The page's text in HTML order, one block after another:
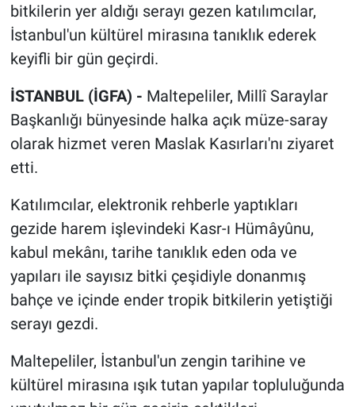
bitkilerin yer aldığı serayı gezen katılımcılar,
İstanbul'un kültürel mirasına tanıklık ederek
keyifli bir gün geçirdi.
İSTANBUL (İGFA) - Maltepeliler, Millî Saraylar
Başkanlığı bünyesinde halka açık müze-saray
olarak hizmet veren Maslak Kasırları'nı ziyaret
etti.
Katılımcılar, elektronik rehberle yaptıkları
gezide harem işlevindeki Kasr-ı Hümâyûnu,
kabul mekânı, tarihe tanıklık eden oda ve
yapıları ile sayısız bitki çeşidiyle donanmış
bahçe ve içinde ender tropik bitkilerin yetiştiği
serayı gezdi.
Maltepeliler, İstanbul'un zengin tarihine ve
kültürel mirasına ışık tutan yapılar topluluğunda